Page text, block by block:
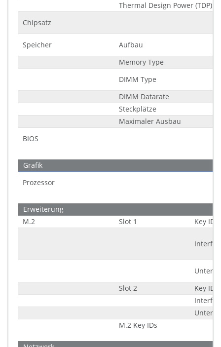
Thermal Design Power (TDP)
Chipsatz
Speicher
Aufbau
Memory Type
DIMM Type
DIMM Datarate
Steckplätze
Maximaler Ausbau
BIOS
Grafik
Prozessor
Erweiterung
M.2
Slot 1 Key ID
Slot 2
Key ID
M.2 Key IDs